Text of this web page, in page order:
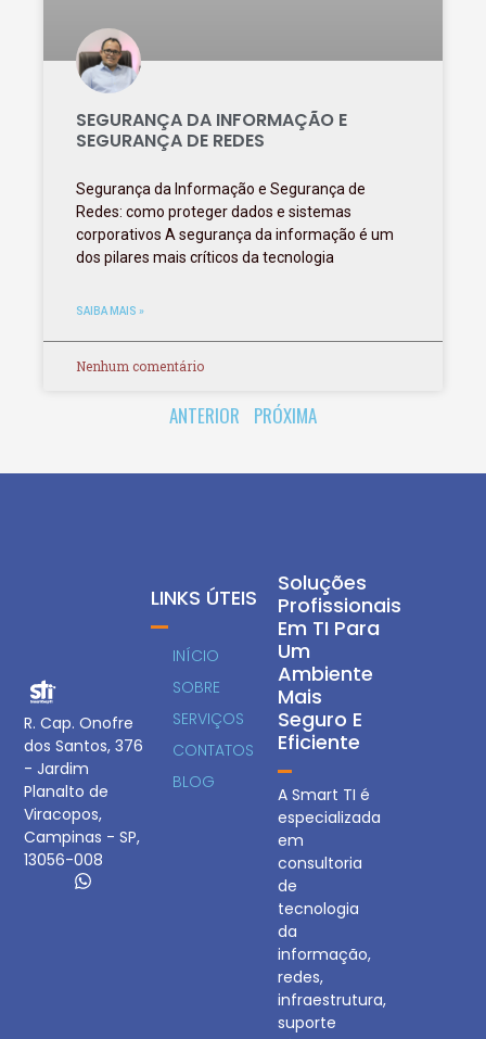
SEGURANÇA DA INFORMAÇÃO E
SEGURANÇA DE REDES
Segurança da Informação e Segurança de
Redes: como proteger dados e sistemas
corporativos A segurança da informação é um
dos pilares mais críticos da tecnologia
SAIBA MAIS »
Nenhum comentário
ANTERIOR PRÓXIMA
R. Cap. Onofre
dos Santos, 376
- Jardim
Planalto de
Viracopos,
Campinas - SP,
13056-008
Soluções
Profissionais
Em TI Para
Um
Ambiente
Mais
Seguro E
Eficiente
A Smart TI é
especializada
em
consultoria
de
tecnologia
da
informação,
redes,
infraestrutura,
suporte
LINKS ÚTEIS
INÍCIO
SOBRE
SERVIÇOS
CONTATOS
BLOG